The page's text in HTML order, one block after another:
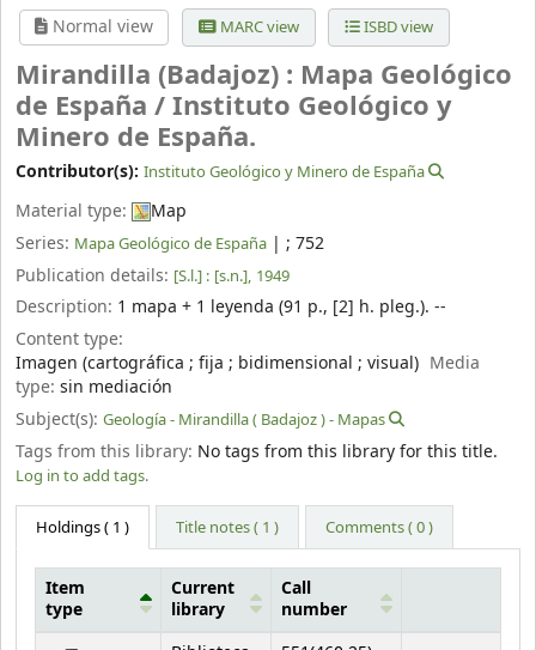
Normal view MARC view ISBD view
Mirandilla (Badajoz) : Mapa Geológico
de España /Instituto Geológico y
Minero de España.
Contributor(s): Instituto Geológico y Minero de España
Material type:
Map
Series: Mapa Geológico de España | ; 752
Publication details: [S.l.] : [s.n.], 1949
Description: 1 mapa + 1 leyenda (91 p., [2] h. pleg.). --
Content type:
Imagen (cartográfica ; fija ; bidimensional ; visual) Media
type: sin mediación
Subject(s): Geología - Mirandilla ( Badajoz ) - Mapas
Tags from this library: No tags from this library for this title.
Log in to add tags.
Holdings( 1 ) Title notes ( 1 ) Comments ( 0 )
Holdings
Item
type
Current
library
Call
number